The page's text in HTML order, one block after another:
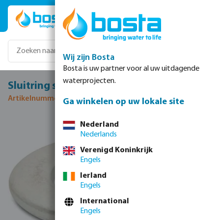
Ga naar de hoofdinhoud
Sluitring staal gegalvaniseerd M10
Artikelnummer 0080565
Afbeeldingengalerij overslaan
Wij zijn Bosta
Bosta is uw partner voor al uw uitdagende
waterprojecten.
Ga winkelen op uw lokale site
Nederland
Nederlands
Verenigd Koninkrijk
Engels
Ierland
Engels
International
Engels